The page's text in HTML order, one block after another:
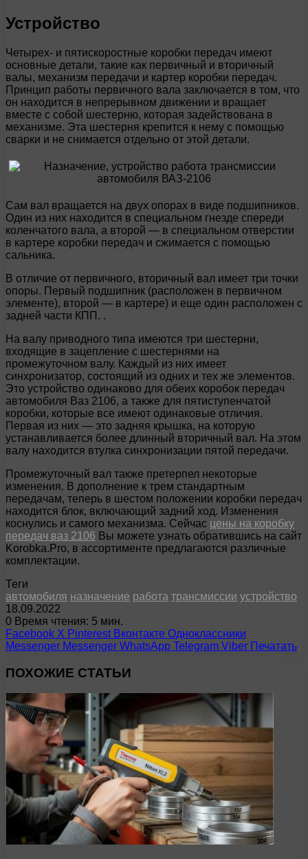
Устройство
Четырех- и пятискоростные коробки передач имеют
основные детали, такие как первичный и вторичный
валы, механизм передачи и картер коробки передач.
Принцип работы первичного вала заключается в том, что
он находится в непрерывном движении и вращает
вместе с собой шестерню, которая задействована в
механизме. Эта шестерня крепится к нему с помощью
сварки и не снимается отдельно от этой детали.
Сам вал вращается на двух опорах в виде подшипников.
Один из них находится в специальном гнезде спереди
коленчатого вала, а второй — в специальном отверстии
в картере коробки передач и сжимается с помощью
сальника.
В отличие от первичного, вторичный вал имеет три точки
опоры. Первый подшипник (расположен в первичном
элементе), второй — в картере) и еще один расположен с
задней части КПП. .
На валу приводного типа имеются три шестерни,
входящие в зацепление с шестернями на
промежуточном валу. Каждый из них имеет
синхронизатор, состоящий из одних и тех же элементов.
Это устройство одинаково для обеих коробок передач
автомобиля Ваз 2106, а также для пятиступенчатой
коробки, которые все имеют одинаковые отличия.
Первая из них — это задняя крышка, на которую
устанавливается более длинный вторичный вал. На этом
валу находится втулка синхронизации пятой передачи.
Промежуточный вал также претерпел некоторые
изменения. В дополнение к трем стандартным
передачам, теперь в шестом положении коробки передач
находится блок, включающий задний ход. Изменения
коснулись и самого механизма. Сейчас цены на коробку
передач ваз 2106 Вы можете узнать обратившись на сайт
Korobka.Pro, в ассортименте предлагаются различные
комплектации.
Теги
автомобиля назначение работа трансмиссии устройство
18.09.2022
0 Время чтения: 5 мин.
Facebook X Pinterest Вконтакте Одноклассники
Messenger Messenger WhatsApp Telegram Viber Печатать
ПОХОЖИЕ СТАТЬИ